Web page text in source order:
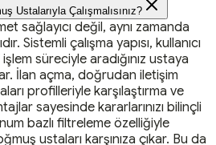
Ustalarıyla Çalışmalısınız?
sağlayıcı değil, aynı zamanda
Sistemli çalışma yapısı, kullanıcı
süreciyle aradığınız ustaya
İlan açma, doğrudan iletişim
profilleriyle karşılaştırma ve
sayesinde kararlarınızı bilinçli
bazlı filtreleme özelliğiyle
ustaları karşınıza çıkar. Bu da